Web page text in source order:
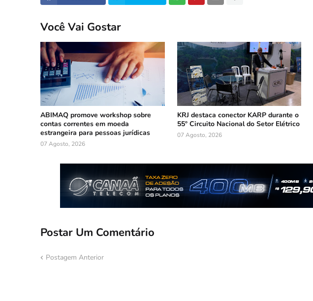
Você Vai Gostar
ABIMAQ promove workshop sobre
contas correntes em moeda
estrangeira para pessoas jurídicas
07 Agosto, 2026
KRJ destaca conector KARP durante o
55º Circuito Nacional do Setor Elétrico
07 Agosto, 2026
Postar Um Comentário
Postagem Anterior